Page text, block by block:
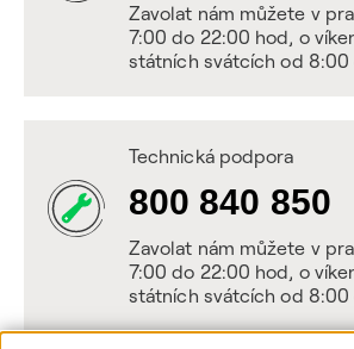
Zavolat nám můžete v
7:00 do 22:00 hod, o
státních svátcích od
Technická podpora
800 840 850
Zavolat nám můžete v
7:00 do 22:00 hod, o
státních svátcích od